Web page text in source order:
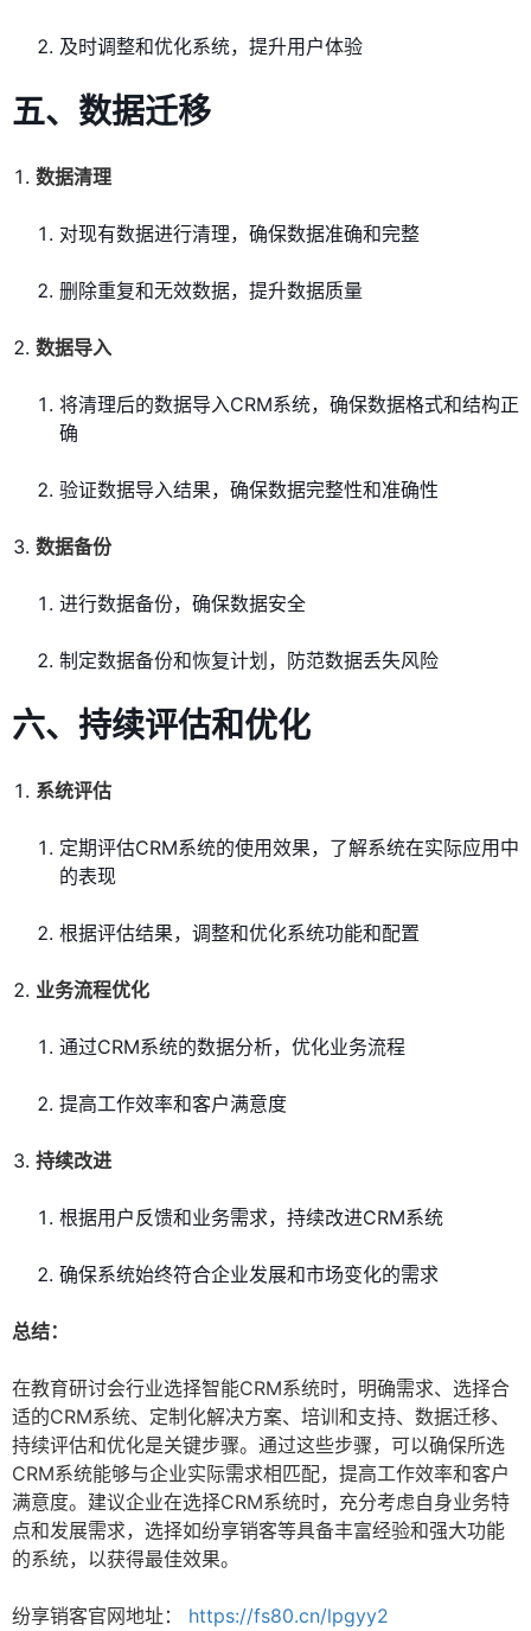
及时调整和优化系统，提升用户体验
五、数据迁移
数据清理
对现有数据进行清理，确保数据准确和完整
删除重复和无效数据，提升数据质量
数据导入
将清理后的数据导入CRM系统，确保数据格式和结构正
确
验证数据导入结果，确保数据完整性和准确性
数据备份
进行数据备份，确保数据安全
制定数据备份和恢复计划，防范数据丢失风险
六、持续评估和优化
系统评估
定期评估CRM系统的使用效果，了解系统在实际应用中
的表现
根据评估结果，调整和优化系统功能和配置
业务流程优化
通过CRM系统的数据分析，优化业务流程
提高工作效率和客户满意度
持续改进
根据用户反馈和业务需求，持续改进CRM系统
确保系统始终符合企业发展和市场变化的需求
总结：
在教育研讨会行业选择智能CRM系统时，明确需求、选择合
适的CRM系统、定制化解决方案、培训和支持、数据迁移、
持续评估和优化是关键步骤。通过这些步骤，可以确保所选
CRM系统能够与企业实际需求相匹配，提高工作效率和客户
满意度。建议企业在选择CRM系统时，充分考虑自身业务特
点和发展需求，选择如纷享销客等具备丰富经验和强大功能
的系统，以获得最佳效果。
纷享销客官网地址： https://fs80.cn/lpgyy2